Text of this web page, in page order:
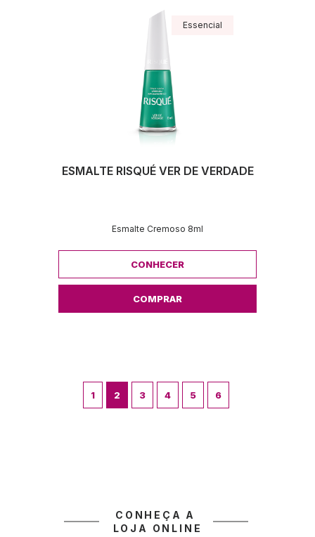
Essencial
ESMALTE RISQUÉ VER DE VERDADE
Esmalte Cremoso 8ml
CONHECER
COMPRAR
1 2 3 4 5 6
CONHEÇA A
LOJA ONLINE